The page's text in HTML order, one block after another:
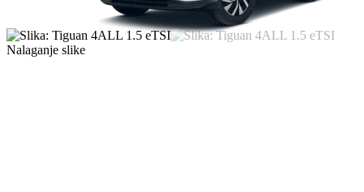
Nalaganje slike